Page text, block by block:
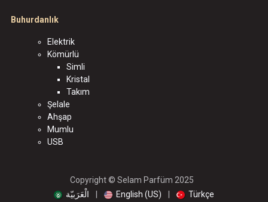
Buhurdanlık
Elektrik
Kömürlü
Simli
Kristal
Takım
Şelale
Ahşap
Mumlu
USB
Copyright © Selam Parfüm 2025
الْعَرَبيّة
English (US) Türkçe